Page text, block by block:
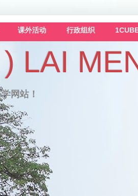
课外活动 行政组织
LAI
网站！